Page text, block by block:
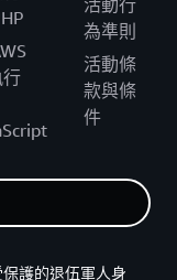
行
為準則
活動條
款與條
件
護的退伍軍人身